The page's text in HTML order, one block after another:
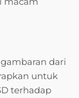
dari
untuk
terhadap